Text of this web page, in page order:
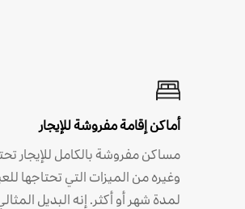
أماكن إقامة مفروشة للإيجار
مساكن مفروشة بالكامل للإيجار
وغيره من الميزات التي تحتاجها
لمدة شهر أو أكثر. إنه البديل